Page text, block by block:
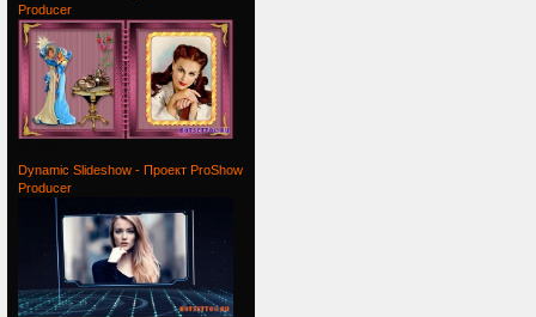
Producer
Dynamic Slideshow - Проект ProShow
Producer